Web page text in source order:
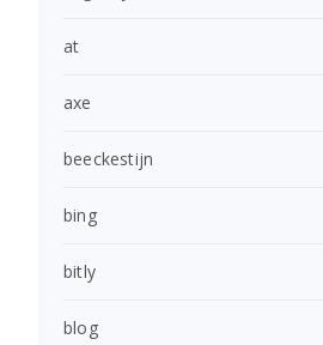
at
axe
beeckestijn
bing
bitly
blog